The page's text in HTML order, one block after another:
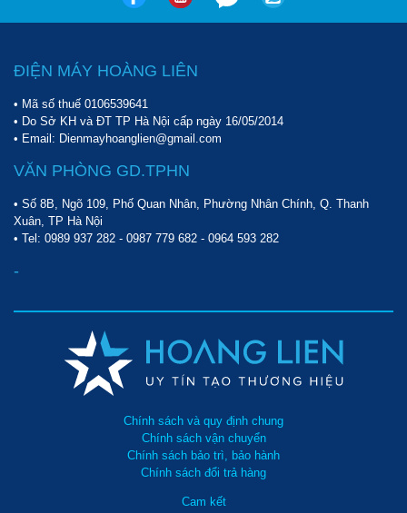
Bosch TCE-4435 S44 được thiết kế gọn gàng và dễ sử dụng.
- Mở vỏ các loại xe tay ga
- Mở vỏ các loại ô tô từ 16 chỗ trở xuống
- Mở các loại xe tải nhỏ hoặc các loại xe bán tải từ 2.5 tấn trở
xuống
Điện máy Hoàng Liên - sự lựa chọn tốt nhất cho bạn
- Cam kết 100% sản phẩm chính hãng
- Giá thành sản phẩm cạnh tranh và có nhiều ưu đãi nhất trên thị
- Chế độ bảo hành hấp dẫn, dài lâu
- Đội ngũ nhân viên tư vấn giàu kinh nghiệm, luôn sẵn sàng giải
đáp mọi thắc mắc của khách hàng.
ĐIỆN MÁY HOÀNG LIÊN
• Mã số thuế 0106539641
• Do Sở KH và ĐT TP Hà Nội cấp ngày 16/05/2014
• Email: Dienmayhoanglien@gmail.com
VĂN PHÒNG GD.TPHN
• Số 8B, Ngõ 109, Phố Quan Nhân, Phường Nhân Chính, Q. Thanh
Xuân, TP Hà Nội
• Tel: 0989 937 282 - 0987 779 682 - 0964 593 282
-
Chính sách và quy định chung
Chính sách vận chuyển
Chính sách bảo trì, bảo hành
Chính sách đổi trả hàng
Cam kết